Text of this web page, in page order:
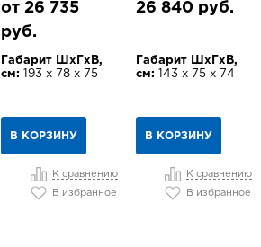
от 26 735
руб.
Габарит ШхГхВ,
см:
193 х 78 х 75
В КОРЗИНУ
К сравнению
В избранное
26 840 руб.
Габарит ШхГхВ,
см: 143 х 75 х 74
В КОРЗИНУ
К сравнению
В избранное